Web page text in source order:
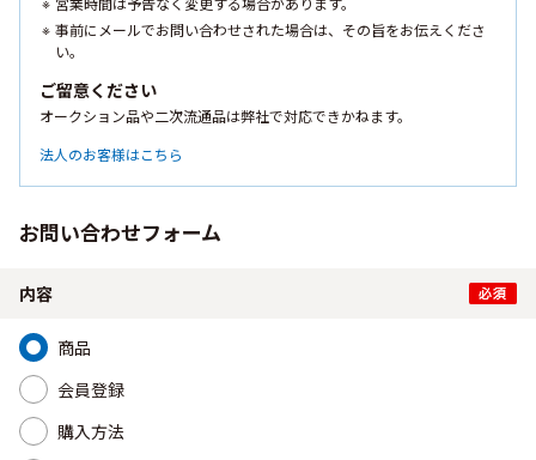
事前にメールでお問い合わせされた場合は、その旨をお伝えくださ
い。
ご留意ください
オークション品や二次流通品は弊社で対応できかねます。
法人のお客様はこちら
お問い合わせフォーム
内容
商品
会員登録
購入方法